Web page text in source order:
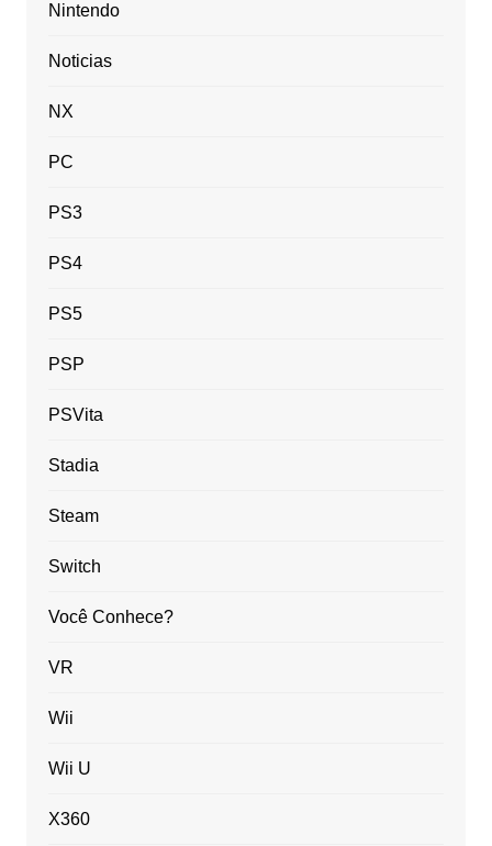
Nintendo
Noticias
NX
PC
PS3
PS4
PS5
PSP
PSVita
Stadia
Steam
Switch
Você Conhece?
VR
Wii
Wii U
X360